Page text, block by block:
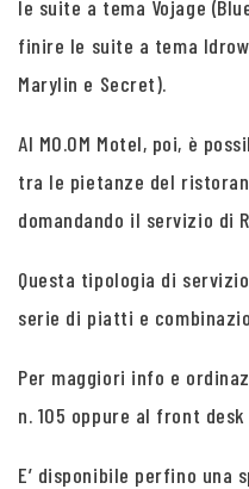
le suite a tema Vojage
finire le suite a tema
Marylin e Secret).
Al MO.OM Motel, poi, è
tra le pietanze del
domandando il servizio di
Questa tipologia di
serie di piatti e
Per maggiori info e
n. 105 oppure al front
E’ disponibile perfino una